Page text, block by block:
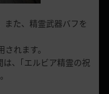
また、精霊武器バフを
れます。
は、｢エルビア精霊の祝